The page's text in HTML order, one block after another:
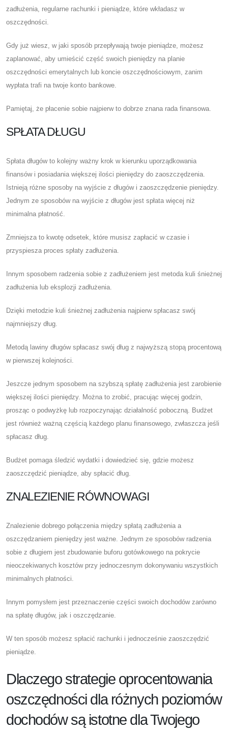
zadłużenia, regularne rachunki i pieniądze, które wkładasz w
oszczędności.
Gdy już wiesz, w jaki sposób przepływają twoje pieniądze, możesz
zaplanować, aby umieścić część swoich pieniędzy na planie
oszczędności emerytalnych lub koncie oszczędnościowym, zanim
wypłata trafi na twoje konto bankowe.
Pamiętaj, że płacenie sobie najpierw to dobrze znana rada finansowa.
SPŁATA DŁUGU
Spłata długów to kolejny ważny krok w kierunku uporządkowania
finansów i posiadania większej ilości pieniędzy do zaoszczędzenia.
Istnieją różne sposoby na wyjście z długów i zaoszczędzenie pieniędzy.
Jednym ze sposobów na wyjście z długów jest spłata więcej niż
minimalna płatność.
Zmniejsza to kwotę odsetek, które musisz zapłacić w czasie i
przyspiesza proces spłaty zadłużenia.
Innym sposobem radzenia sobie z zadłużeniem jest metoda kuli śnieżnej
zadłużenia lub eksplozji zadłużenia.
Dzięki metodzie kuli śnieżnej zadłużenia najpierw spłacasz swój
najmniejszy dług.
Metodą lawiny długów spłacasz swój dług z najwyższą stopą procentową
w pierwszej kolejności.
Jeszcze jednym sposobem na szybszą spłatę zadłużenia jest zarobienie
większej ilości pieniędzy. Można to zrobić, pracując więcej godzin,
prosząc o podwyżkę lub rozpoczynając działalność poboczną. Budżet
jest również ważną częścią każdego planu finansowego, zwłaszcza jeśli
spłacasz dług.
Budżet pomaga śledzić wydatki i dowiedzieć się, gdzie możesz
zaoszczędzić pieniądze, aby spłacić dług.
ZNALEZIENIE RÓWNOWAGI
Znalezienie dobrego połączenia między spłatą zadłużenia a
oszczędzaniem pieniędzy jest ważne. Jednym ze sposobów radzenia
sobie z długiem jest zbudowanie buforu gotówkowego na pokrycie
nieoczekiwanych kosztów przy jednoczesnym dokonywaniu wszystkich
minimalnych płatności.
Innym pomysłem jest przeznaczenie części swoich dochodów zarówno
na spłatę długów, jak i oszczędzanie.
W ten sposób możesz spłacić rachunki i jednocześnie zaoszczędzić
pieniądze.
Dlaczego strategie oprocentowania
oszczędności dla różnych poziomów
dochodów są istotne dla Twojego